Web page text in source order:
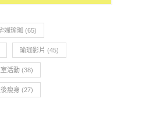
婦瑜珈 (65)
瑜珈影片 (45)
活動 (38)
瘦身 (27)